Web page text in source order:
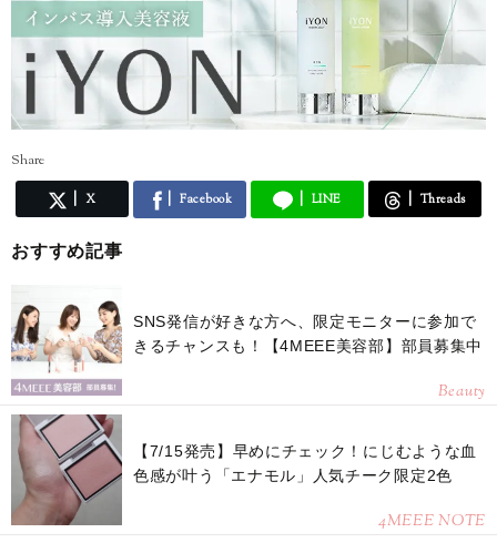
Share
X Facebook LINE Threads
おすすめ記事
SNS発信が好きな方へ、限定モニターに参加で
きるチャンスも！【4MEEE美容部】部員募集中
Beauty
【7/15発売】早めにチェック！にじむような血
色感が叶う「エナモル」人気チーク限定2色
4MEEE NOTE